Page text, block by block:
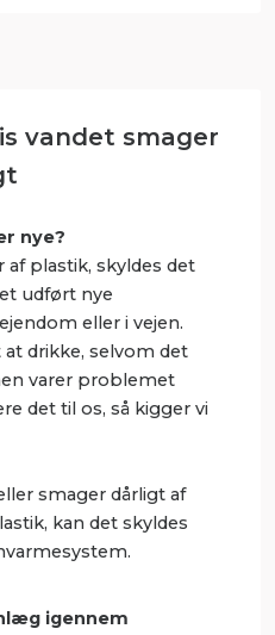
vandet smager
nye?
af plastik, skyldes det
udført nye
eller i vejen.
drikke, selvom det
varer problemet
det til os, så kigger vi
smager dårligt af
kan det skyldes
igennem